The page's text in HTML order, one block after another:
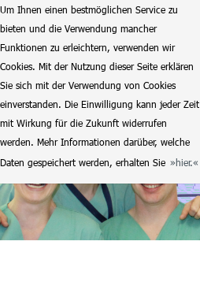
Um Ihnen einen bestmöglichen Service zu
bieten und die Verwendung mancher
Funktionen zu erleichtern, verwenden wir
Cookies. Mit der Nutzung dieser Seite erklären
Sie sich mit der Verwendung von Cookies
einverstanden. Die Einwilligung kann jeder Zeit
mit Wirkung für die Zukunft widerrufen
werden. Mehr Informationen darüber, welche
Daten gespeichert werden, erhalten Sie
hier.